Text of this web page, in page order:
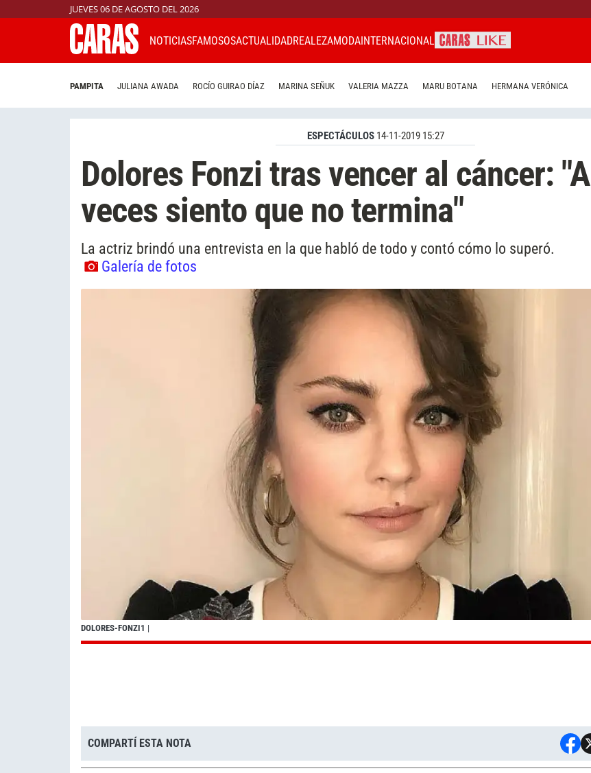
JUEVES 06 DE AGOSTO DEL 2026
NOTICIASFAMOSOSACTUALIDADREALEZAMODAINTERNACIONAL
PAMPITA JULIANA AWADA ROCÍO GUIRAO DÍAZ MARINA SEÑUK VALERIA MAZZA MARU BOTANA HERMANA VERÓNICA
ESPECTÁCULOS 14-11-2019 15:27
Dolores Fonzi tras vencer al cáncer: "A
veces siento que no termina"
La actriz brindó una entrevista en la que habló de todo y contó cómo lo superó.
Galería de fotos
DOLORES-FONZI1 |
COMPARTÍ ESTA NOTA